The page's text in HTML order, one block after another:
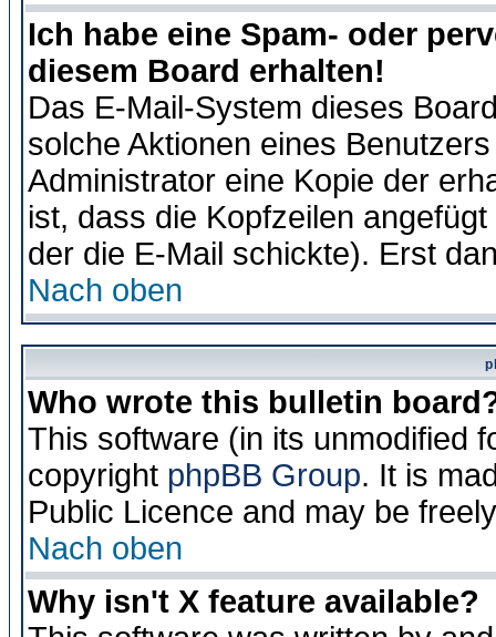
Ich habe eine Spam- oder
diesem Board erhalten!
Das E-Mail-System dieses
solche Aktionen eines
Administrator eine Kopie der
ist, dass die Kopfzeilen
der die E-Mail schickte). Erst
Nach oben
Who wrote this bulletin
This software (in its unmodified
copyright phpBB Group. It is
Public Licence and may be
Nach oben
Why isn't X feature available?